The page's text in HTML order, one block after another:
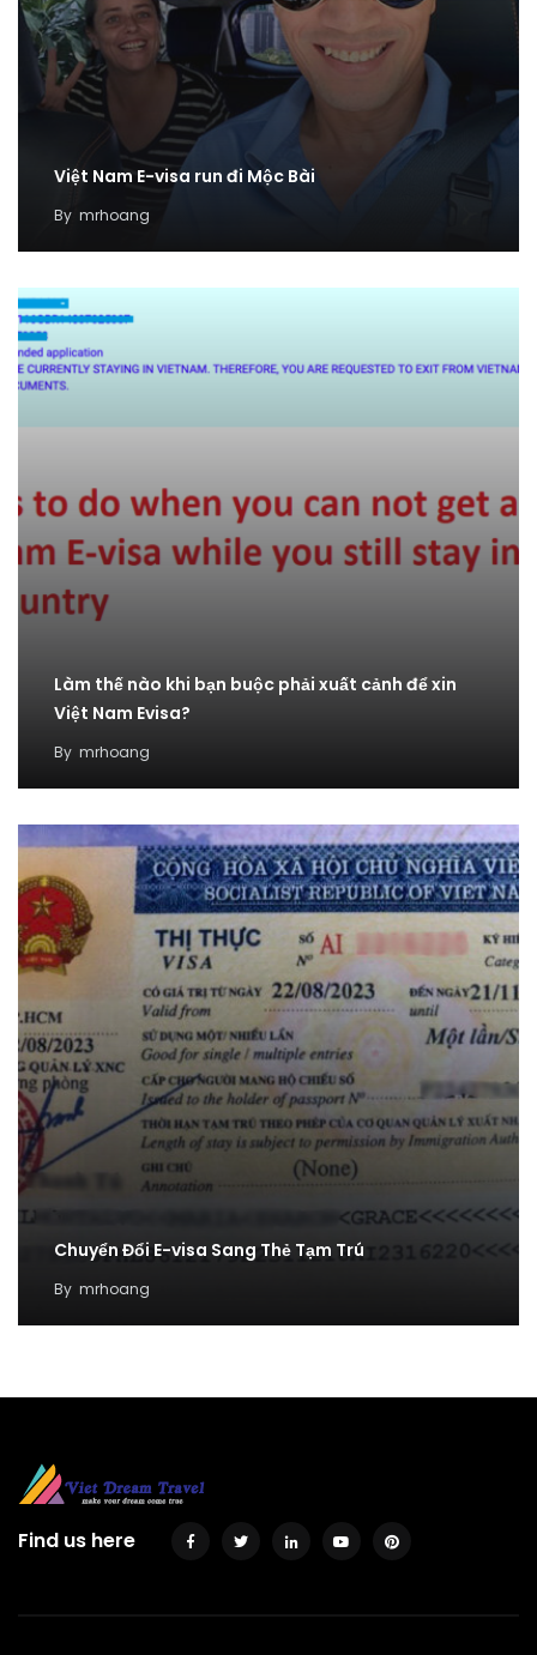
Việt Nam E-visa run đi Mộc Bài
By mrhoang
Làm thế nào khi bạn buộc phải xuất cảnh để xin
Việt Nam Evisa?
By mrhoang
Chuyển Đổi E-visa Sang Thẻ Tạm Trú
By mrhoang
Find us here